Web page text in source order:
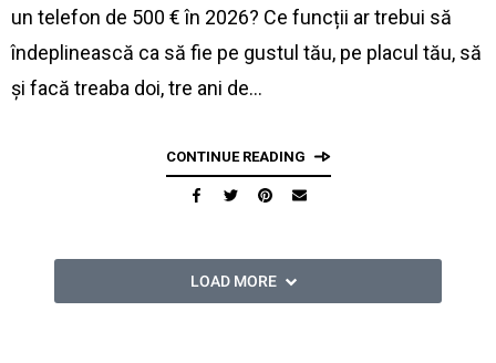
un telefon de 500 € în 2026? Ce funcții ar trebui să
îndeplinească ca să fie pe gustul tău, pe placul tău, să
și facă treaba doi, tre ani de…
CONTINUE READING
LOAD MORE